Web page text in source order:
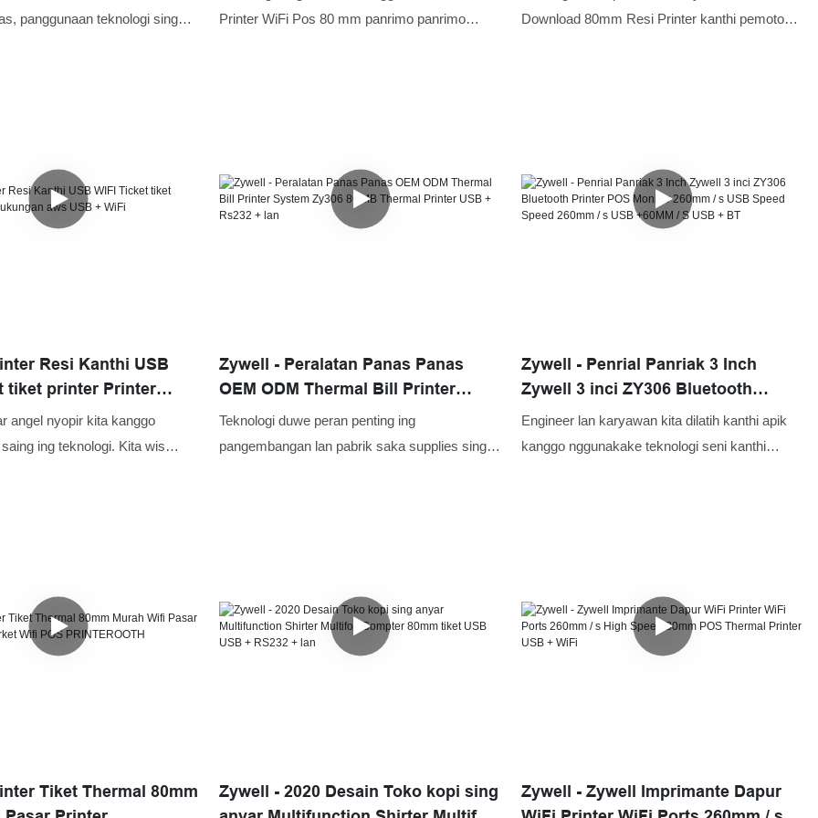
panggunaan teknologi sing
termat percetakan gratis
Printer WiFi Pos 80 mm panrimo panrimo
Download 80mm Resi Printer kanthi pemotong
sing unggul. Kajaba iku, desain katon banget
ditekani amarga zywell bisa uga nuntun tren
industri
Resi Kanthi USB
tiket printer Printer
aws USB + WiFi
angel nyopir kita kanggo
ing teknologi. Kita wis
Zywell - Peralatan Panas Panas
OEM ODM Thermal Bill Printer
System Zy306 8GMB Thermal
Printer USB + Rs232 + lan
Teknologi duwe peran penting ing
pangembangan lan pabrik saka supplies sing
Zywell - Penrial Panriak 3 Inch
Zywell 3 inci ZY306 Bluetooth
Printer POS Monitor 260mm / s USB
Speed ​​Speed ​​260mm / s USB
Engineer lan karyawan kita dilatih kanthi apik
kanggo nggunakake teknologi seni kanthi
(s) cetak
Tiket Thermal 80mm
Zywell - 2020 Desain Toko kopi sing
Zywell - Zywell Imprimante Dapur